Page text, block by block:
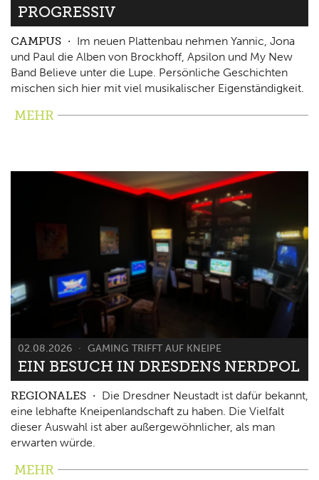
PROGRESSIV
CAMPUS
Im neuen Plattenbau nehmen Yannic, Jona
und Paul die Alben von Brockhoff, Apsilon und My New
Band Believe unter die Lupe. Persönliche Geschichten
mischen sich hier mit viel musikalischer Eigenständigkeit.
MEHR
02.08.2026 GAMING TRIFFT AUF KNEIPE
EIN BESUCH IN DRESDENS NERDPOL
REGIONALES
Die Dresdner Neustadt ist dafür bekannt,
eine lebhafte Kneipenlandschaft zu haben. Die Vielfalt
dieser Auswahl ist aber außergewöhnlicher, als man
erwarten würde.
MEHR